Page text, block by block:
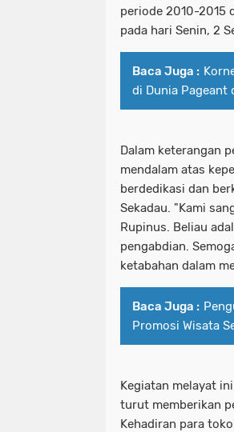
periode 2010-2015
pada hari Senin, 2
Baca Juga :
di Dunia Pageant
Dalam keterangan
mendalam atas
berdedikasi dan
Sekadau. "Kami
Rupinus. Beliau
pengabdian.
ketabahan dalam
Baca Juga :
Promosi Wisata
Kegiatan melayat
turut memberikan
Kehadiran para